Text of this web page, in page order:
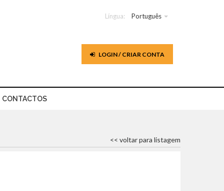
Língua: Português
LOGIN / CRIAR CONTA
CONTACTOS
<< voltar para listagem